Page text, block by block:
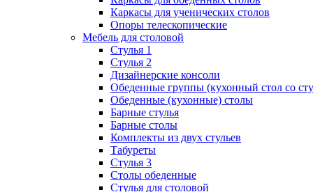
Каркасы для ученических столов
Опоры телескопические
Мебель для столовой
Стулья 1
Стулья 2
Дизайнерские консоли
Обеденные группы (кухонный стол со
Обеденные (кухонные) столы
Барные стулья
Барные столы
Комплекты из двух стульев
Табуреты
Стулья 3
Столы обеденные
Стулья для столовой